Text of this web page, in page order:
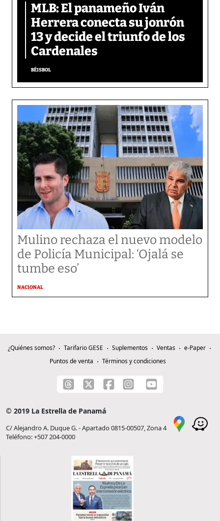
MLB: El panameño Iván
Herrera conecta su jonrón
13 y decide el triunfo de los
Cardenales
BÉISBOL
Mulino rechaza el nuevo modelo
de Policía Municipal: ‘Ojalá se
tumbe eso’
NACIONAL
¿Quiénes somos? Tarifario GESE Suplementos Ventas
e-Paper
Puntos de venta
Términos y condiciones
© 2019 La Estrella de Panamá
C/ Alejandro A. Duque G. - Apartado 0815-00507, Zona 4
Teléfono: +507 204-0000